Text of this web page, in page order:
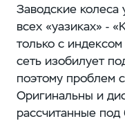
Заводские колеса
всех «уазиках» -
только с
сеть изобилует
поэтому проблем
Оригинальны и
рассчитанные